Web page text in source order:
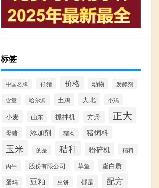
标签
中国名牌 仔猪 价格 动物 发酵剂
含量 哈尔滨 土鸡 大北 小鸡
小麦 山东 搅拌机 方舟 正大
母猪 添加剂 猪肉 猪饲料
玉米 的是 秸秆 粉碎机
精料
肉牛
股份有限公司 草鱼 蛋白质
蛋鸡 豆粕 豆饼 都是 配方